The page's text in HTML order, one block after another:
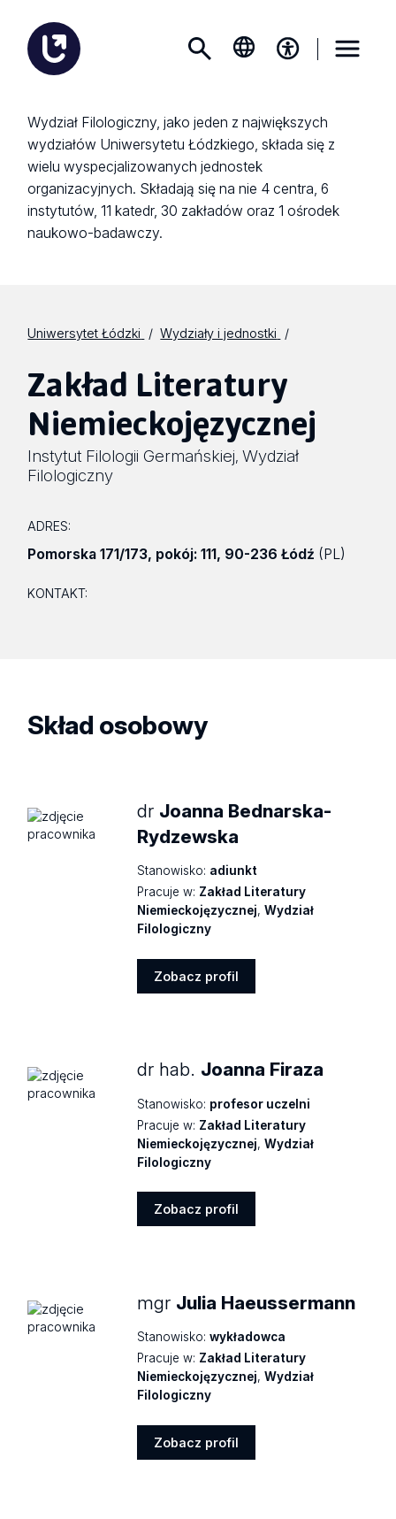
Wydział Filologiczny, jako jeden z największych
wydziałów Uniwersytetu Łódzkiego, składa się z
wielu wyspecjalizowanych jednostek
organizacyjnych. Składają się na nie 4 centra, 6
instytutów, 11 katedr, 30 zakładów oraz 1 ośrodek
naukowo-badawczy.
Uniwersytet Łódzki Wydziały i jednostki
Zakład Literatury
Niemieckojęzycznej
Instytut Filologii Germańskiej, Wydział
Filologiczny
ADRES:
Pomorska 171/173, pokój: 111, 90-236 Łódź (PL)
KONTAKT:
Skład osobowy
dr Joanna Bednarska-
Rydzewska
Stanowisko: adiunkt
Pracuje w: Zakład Literatury
Niemieckojęzycznej,Wydział
Filologiczny
Zobacz profil
dr hab. Joanna Firaza
Stanowisko: profesor uczelni
Pracuje w: Zakład Literatury
Niemieckojęzycznej,Wydział
Filologiczny
Zobacz profil
mgr Julia Haeussermann
Stanowisko: wykładowca
Pracuje w: Zakład Literatury
Niemieckojęzycznej,Wydział
Filologiczny
Zobacz profil